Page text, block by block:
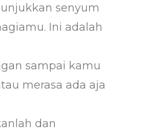
senyum
Ini adalah
sampai kamu
merasa ada aja
dan